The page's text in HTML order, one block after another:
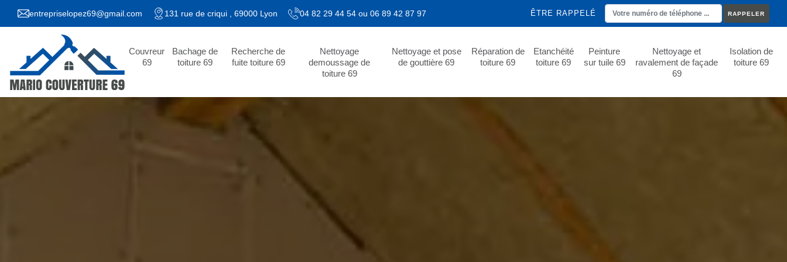
entrepriselopez69@gmail.com 131 rue de criqui , 69000 Lyon 04 82 29 44 54 ou 06 89 42 87 97 ÊTRE RAPPELÉ
Couvreur
69
Bachage de
toiture 69
Recherche de
fuite toiture 69
Nettoyage
demoussage de
toiture 69
Nettoyage et pose
de gouttière 69
Réparation de
toiture 69
Etanchéité
toiture 69
Peinture
sur tuile 69
Nettoyage et
ravalement de façade
69
Isolation de
toiture 69